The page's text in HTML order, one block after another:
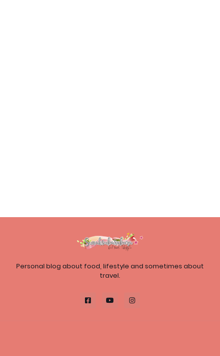
Personal blog about food, lifestyle and sometimes about
travel.